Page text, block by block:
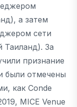
а затем
сети
Таиланд). За
признание
были отмечены
как Conde
MICE Venue